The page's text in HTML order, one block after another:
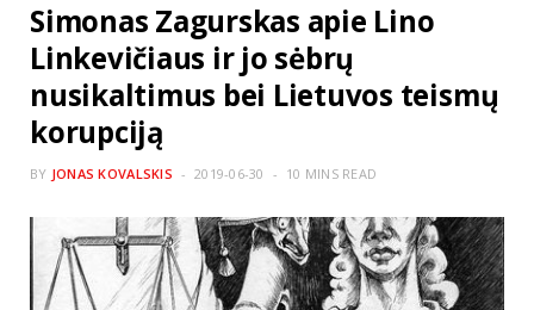
Simonas Zagurskas apie Lino
Linkevičiaus ir jo sėbrų
nusikaltimus bei Lietuvos teismų
korupciją
BY JONAS KOVALSKIS 2019-06-30 10 MINS READ